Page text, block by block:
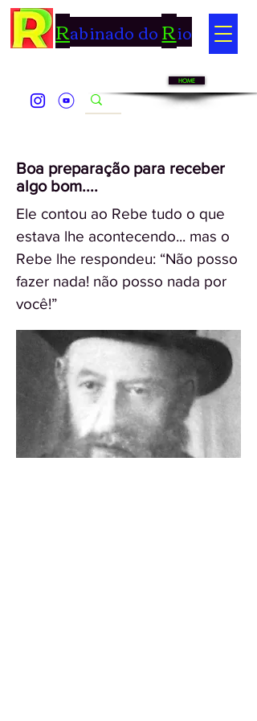
Rabinado doRio
HOME
Boa preparação para receber
algo bom....
Ele contou ao Rebe tudo o que
estava lhe acontecendo... mas o
Rebe lhe respondeu: “Não posso
fazer nada! não posso nada por
você!”